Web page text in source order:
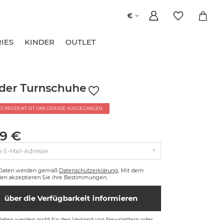
€
KINDER OUTLET
Turnschuhe
PRODUKT IST UNS GERADE AUSGEGANGEN.
€
E-Mail-Adresse
werden gemäß Datenschutzerklärung. Mit dem
akzeptieren Sie ihre Bestimmungen.
über die Verfügbarkeit informieren